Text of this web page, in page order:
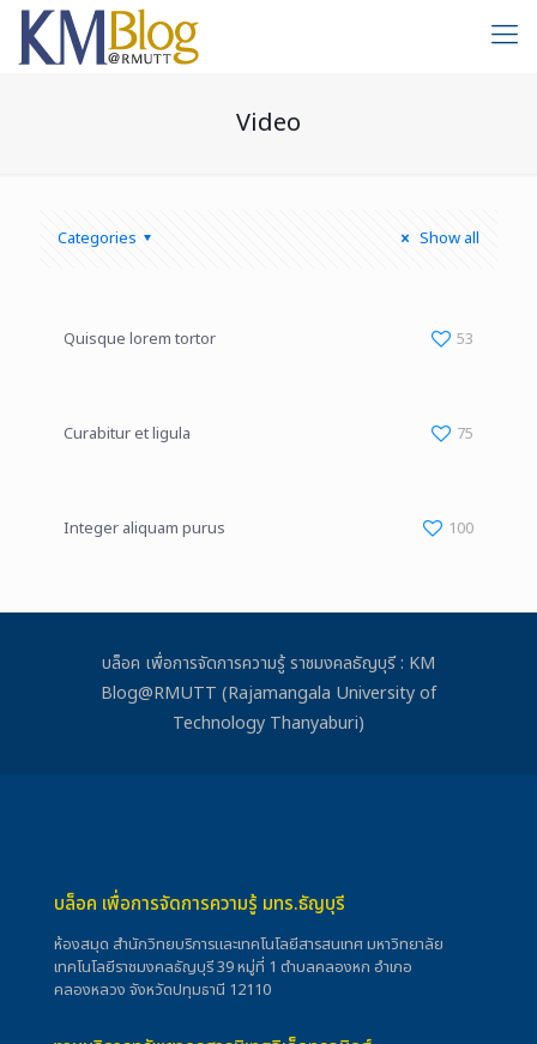
Video
Categories Show all
Quisque lorem tortor 53
Curabitur et ligula 75
Integer aliquam purus 100
บล็อค เพื่อการจัดการความรู้ ราชมงคลธัญบุรี : KM
Blog@RMUTT (Rajamangala University of
Technology Thanyaburi)
บล็อค เพื่อการจัดการความรู้ มทร.ธัญบุรี
ห้องสมุด สำนักวิทยบริการและเทคโนโลยีสารสนเทศ มหาวิทยาลัย
เทคโนโลยีราชมงคลธัญบุรี 39 หมู่ที่ 1 ตำบลคลองหก อำเภอ
คลองหลวง จังหวัดปทุมธานี 12110